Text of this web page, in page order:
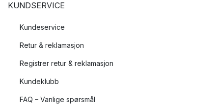
KUNDSERVICE
Kundeservice
Retur & reklamasjon
Registrer retur & reklamasjon
Kundeklubb
FAQ – Vanlige spørsmål